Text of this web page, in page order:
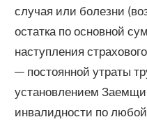
случая или болезни
остатка по основной
наступления
— постоянной утраты
установлением
инвалидности по